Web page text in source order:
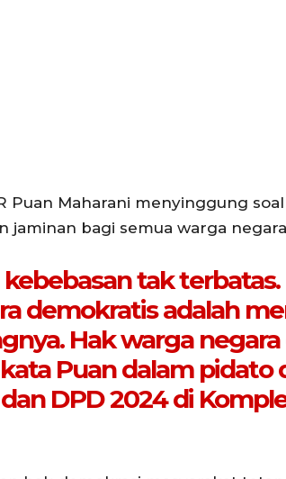
Puan Maharani menyinggung
bagi semua warga
tak
demokratis adalah
Hak warga
Puan dalam pidato
DPD 2024 di